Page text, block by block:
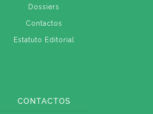
Dossiers
Contactos
Estatuto Editorial
CONTACTOS